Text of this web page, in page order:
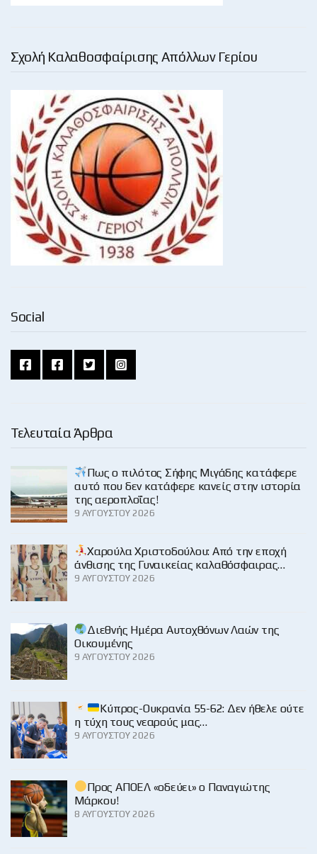
Σχολή Καλαθοσφαίρισης Απόλλων Γερίου
Social
Τελευταία Άρθρα
Πως ο πιλότος Σήφης Μιγάδης κατάφερε
αυτό που δεν κατάφερε κανείς στην ιστορία
της αεροπλοΐας!
9 ΑΥΓΟΎΣΤΟΥ 2026
Χαρούλα Χριστοδούλου: Από την εποχή
άνθισης της Γυναικείας καλαθόσφαιρας…
9 ΑΥΓΟΎΣΤΟΥ 2026
Διεθνής Ημέρα Αυτοχθόνων Λαών της
Οικουμένης
9 ΑΥΓΟΎΣΤΟΥ 2026
Κύπρος-Ουκρανία 55-62: Δεν ήθελε ούτε
η τύχη τους νεαρούς μας…
9 ΑΥΓΟΎΣΤΟΥ 2026
Προς ΑΠΟΕΛ «οδεύει» ο Παναγιώτης
Μάρκου!
8 ΑΥΓΟΎΣΤΟΥ 2026